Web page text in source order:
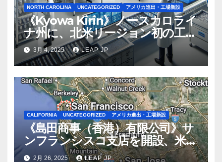
NORTH CAROLINA UNCATEGORIZED アメリカ進出・工場新設
《Kyowa Kirin》ノースカロライ
ナ州に、北米リージョン初の工場
建設を決定
3月 4, 2025 LEAP JP
CALIFORNIA UNCATEGORIZED アメリカ進出・工場新設
《島田商事（香港）有限公司》サ
ンフランシスコ支店を開設、米国
2拠点で営業体制を強化へ
2月 26, 2025 LEAP JP